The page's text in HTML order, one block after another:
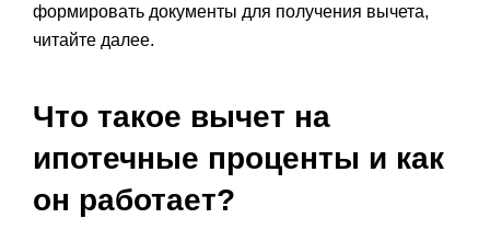
формировать документы для получения вычета,
читайте далее.
Что такое вычет на
ипотечные проценты и как
он работает?